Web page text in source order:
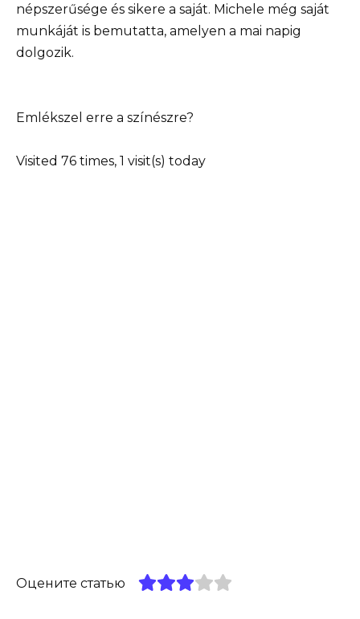
népszerűsége és sikere a saját. Michele még saját
munkáját is bemutatta, amelyen a mai napig
dolgozik.
Emlékszel erre a színészre?
Visited 76 times, 1 visit(s) today
Оцените статью